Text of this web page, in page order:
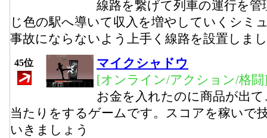
線路を繋げて列車の運行を
じ色の駅へ導いて収入を増やしていくシミ
事故にならないよう上手く線路を設置しま
45位
マイクシャドウ
[オンライン/アクション/格闘
お金を入れたのに商品が出
当たりをするゲームです。スコアを稼いで
いきましょう